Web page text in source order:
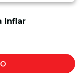
Inflar